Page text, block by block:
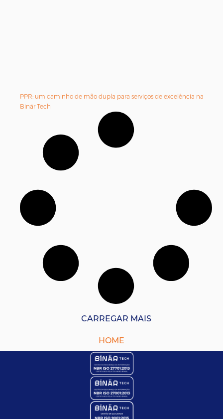
PPR: um caminho de mão dupla para serviços de excelência na
Binär Tech
CARREGAR MAIS
HOME